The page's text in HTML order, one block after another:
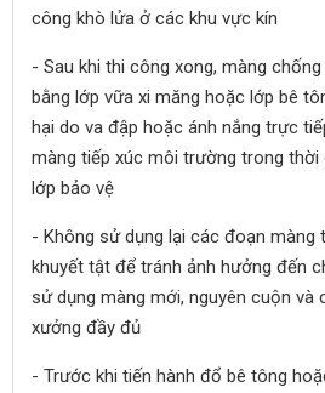
công khò lửa ở các khu vực kín
- Sau khi thi công xong, màng
bằng lớp vữa xi măng hoặc lớp bê
hại do va đập hoặc ánh nắng trực
màng tiếp xúc môi trường trong thời
lớp bảo vệ
- Không sử dụng lại các đoạn màng
khuyết tật để tránh ảnh hưởng đến
sử dụng màng mới, nguyên cuộn và
xưởng đầy đủ
- Trước khi tiến hành đổ bê tông